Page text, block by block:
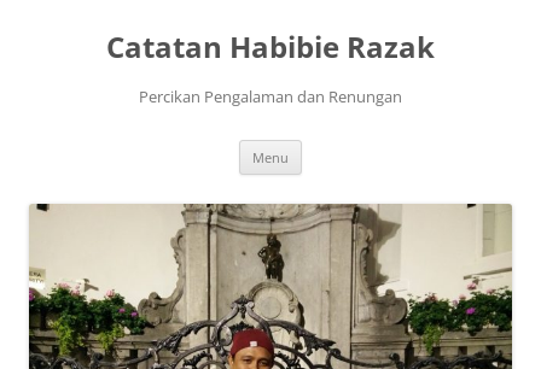
Catatan Habibie Razak
Percikan Pengalaman dan Renungan
Menu